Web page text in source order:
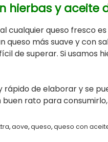
hierbas y aceite
cualquier queso fresco
queso más suave y con
de superar. Si usamos
rápido de elaborar y se
rato para
,aove,queso,queso con